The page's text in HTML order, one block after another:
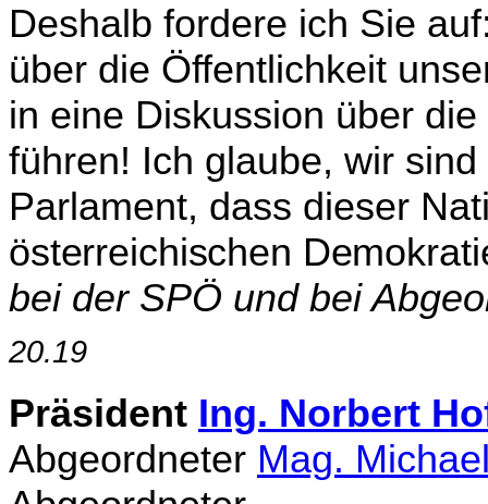
Deshalb fordere ich Sie
über die Öffentlichkeit
in eine Diskussion über
führen! Ich glaube, wir
Parlament, dass dieser
österreichischen
bei der SPÖ und bei
20.19
Präsident Ing. Norbert
Abgeordneter Mag.